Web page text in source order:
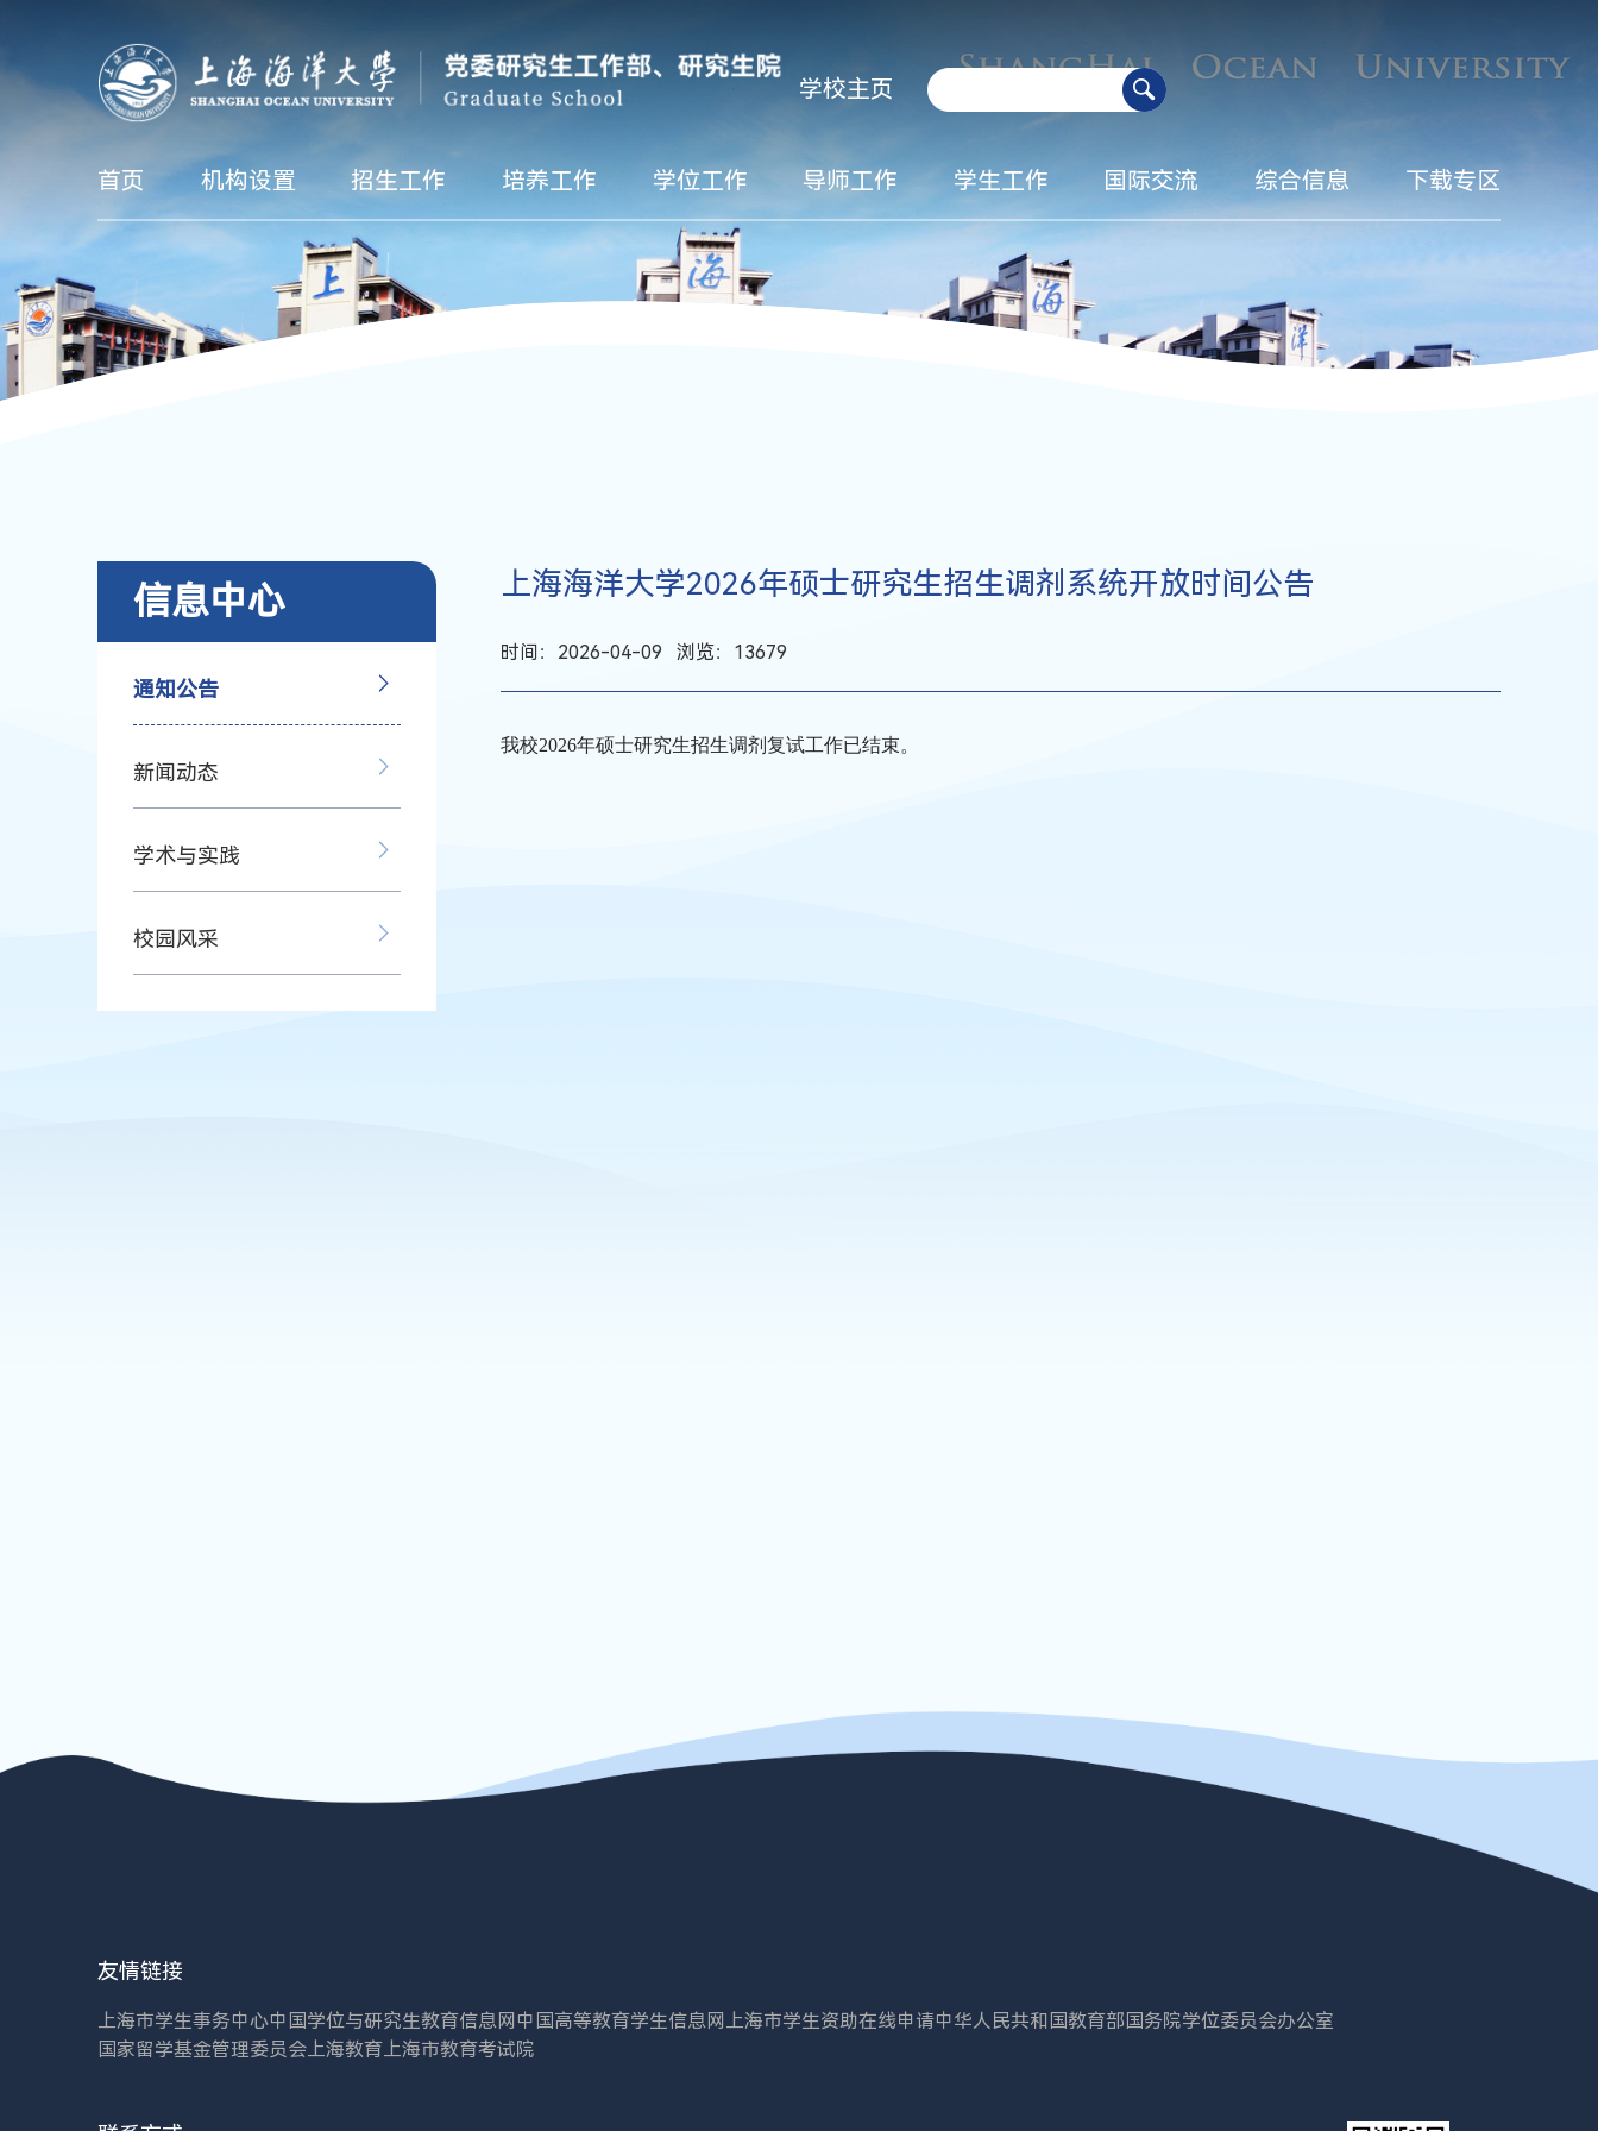
学校主页
首页 机构设置 招生工作 培养工作 学位工作 导师工作 学生工作 国际交流 综合信息 下载专区
信息中心
通知公告
新闻动态
学术与实践
校园风采
上海海洋大学2026年硕士研究生招生调剂系统开放时间公告
时间：2026-04-09 浏览： 13679
我校2026年硕士研究生招生调剂复试工作已结束。
友情链接
上海市学生事务中心中国学位与研究生教育信息网 中国高等教育学生信息网 上海市学生资助在线申请中华人民共和国教育部 国务院学位委员会办公室
国家留学基金管理委员会 上海教育 上海市教育考试院